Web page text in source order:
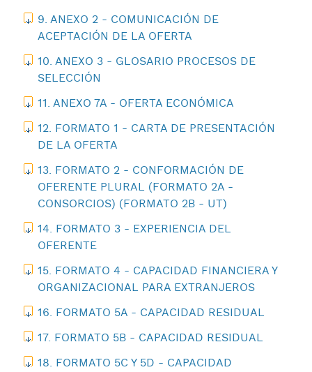
9. ANEXO 2 - COMUNICACIÓN DE
ACEPTACIÓN DE LA OFERTA
10. ANEXO 3 - GLOSARIO PROCESOS DE
SELECCIÓN
11. ANEXO 7A - OFERTA ECONÓMICA
12. FORMATO 1 - CARTA DE PRESENTACIÓN
DE LA OFERTA
13. FORMATO 2 - CONFORMACIÓN DE
OFERENTE PLURAL (FORMATO 2A -
CONSORCIOS) (FORMATO 2B - UT)
14. FORMATO 3 - EXPERIENCIA DEL
OFERENTE
15. FORMATO 4 - CAPACIDAD FINANCIERA Y
ORGANIZACIONAL PARA EXTRANJEROS
16. FORMATO 5A - CAPACIDAD RESIDUAL
17. FORMATO 5B - CAPACIDAD RESIDUAL
18. FORMATO 5C Y 5D - CAPACIDAD